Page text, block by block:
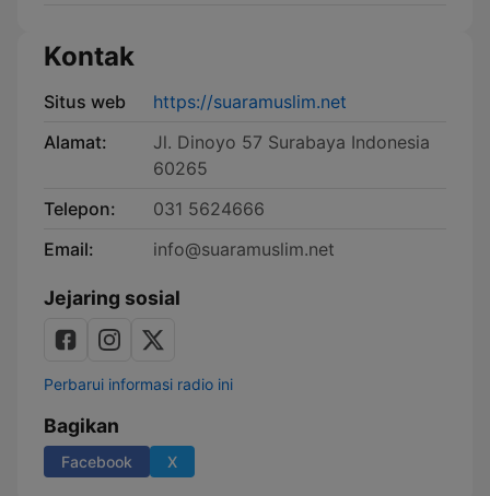
Kontak
Situs web
https://suaramuslim.net
Alamat:
Jl. Dinoyo 57 Surabaya Indonesia
60265
Telepon:
031 5624666
Email:
info@suaramuslim.net
Jejaring sosial
Perbarui informasi radio ini
Bagikan
Facebook X